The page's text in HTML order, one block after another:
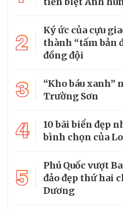
2
Ký ức của cựu
thành “tấm bản
đồng đội
3
“Kho báu xanh”
Trường Sơn
4
10 bãi biển đẹp
bình chọn của
5
Phú Quốc vượt
đảo đẹp thứ hai
Dương